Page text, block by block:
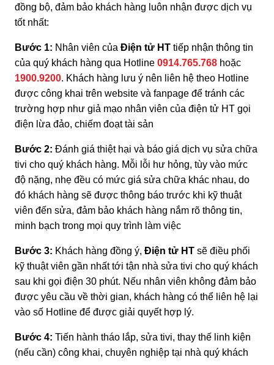
đồng bộ, đảm bảo khách hàng luôn nhận được dịch vụ
tốt nhất:
Bước 1: Nhân viên của Điện tử HT tiếp nhận thông tin
của quý khách hàng qua Hotline 0914.765.768 hoặc
1900.9200. Khách hàng lưu ý nên liên hệ theo Hotline
được công khai trên website và fanpage để tránh các
trường hợp như giả mạo nhân viên của điện tử HT gọi
điện lừa đảo, chiếm đoạt tài sản
Bước 2: Đánh giá thiệt hại và báo giá dịch vụ sửa chữa
tivi cho quý khách hàng. Mỗi lỗi hư hỏng, tùy vào mức
độ nặng, nhẹ đều có mức giá sửa chữa khác nhau, do
đó khách hàng sẽ được thông báo trước khi kỹ thuật
viên đến sửa, đảm bảo khách hàng nắm rõ thông tin,
minh bạch trong mọi quy trình làm việc
Bước 3: Khách hàng đồng ý, Điện tử HT sẽ điều phối
kỹ thuật viên gần nhất tới tận nhà sửa tivi cho quý khách
sau khi gọi điện 30 phút. Nếu nhân viên không đảm bảo
được yêu cầu về thời gian, khách hàng có thể liên hệ lại
vào số Hotline để được giải quyết hợp lý.
Bước 4: Tiến hành tháo lắp, sửa tivi, thay thế linh kiện
(nếu cần) công khai, chuyên nghiệp tại nhà quý khách